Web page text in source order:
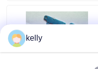
Nachrichten
kelly